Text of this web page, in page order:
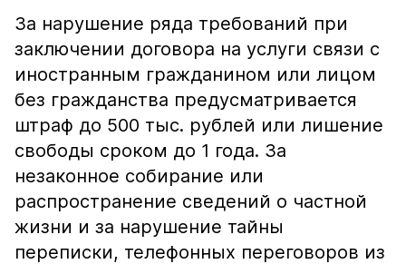
За нарушение ряда требований при
заключении договора на услуги связи с
иностранным гражданином или лицом
без гражданства предусматривается
штраф до 500 тыс. рублей или лишение
свободы сроком до 1 года. За
незаконное собирание или
распространение сведений о частной
жизни и за нарушение тайны
переписки, телефонных переговоров из